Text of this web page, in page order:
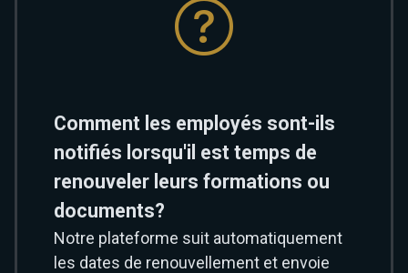
Comment les employés sont-ils
notifiés lorsqu'il est temps de
renouveler leurs formations ou
documents?
Notre plateforme suit automatiquement
les dates de renouvellement et envoie